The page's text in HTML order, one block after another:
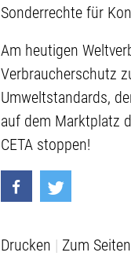
Sonderrechte für
Am heutigen
Verbraucherschutz
Umweltstandards,
auf dem Marktplatz
CETA stoppen!
Drucken Zum